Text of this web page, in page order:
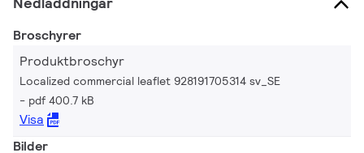
Broschyrer
Produktbroschyr
Localized commercial leaflet 928191705314 sv_SE
pdf 400.7 kB
Visa
Bilder